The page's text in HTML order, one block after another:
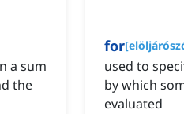
a sum
the
for[
used to
by which
evaluated